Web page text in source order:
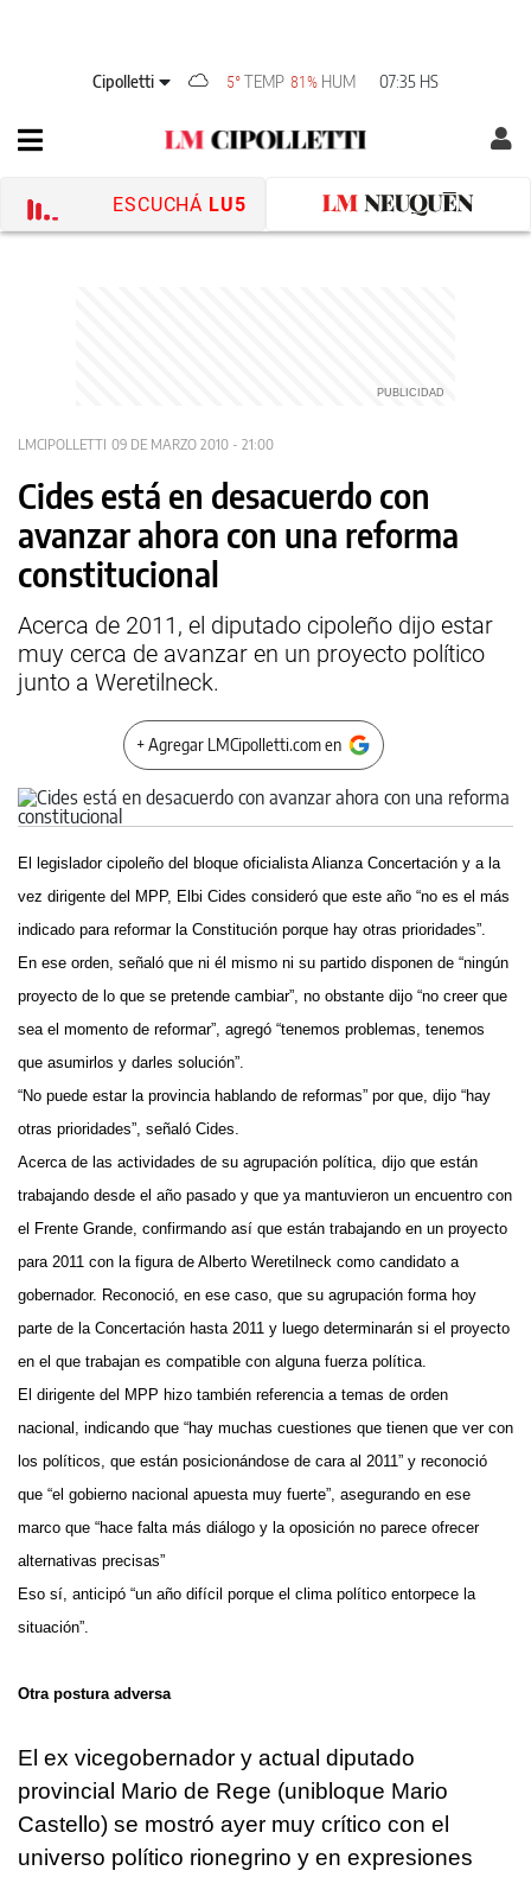
Cipolletti 5° TEMP 81% HUM 07:35 HS
ESCUCHÁ LU5
LMCIPOLLETTI 09 DE MARZO 2010 - 21:00
Cides está en desacuerdo con
avanzar ahora con una reforma
constitucional
Acerca de 2011, el diputado cipoleño dijo estar
muy cerca de avanzar en un proyecto político
junto a Weretilneck.
+ Agregar LMCipolletti.com en
El legislador cipoleño del bloque oficialista Alianza Concertación y a la
vez dirigente del MPP, Elbi Cides consideró que este año “no es el más
indicado para reformar la Constitución porque hay otras prioridades”.
En ese orden, señaló que ni él mismo ni su partido disponen de “ningún
proyecto de lo que se pretende cambiar”, no obstante dijo “no creer que
sea el momento de reformar”, agregó “tenemos problemas, tenemos
que asumirlos y darles solución”.
“No puede estar la provincia hablando de reformas” por que, dijo “hay
otras prioridades”, señaló Cides.
Acerca de las actividades de su agrupación política, dijo que están
trabajando desde el año pasado y que ya mantuvieron un encuentro con
el Frente Grande, confirmando así que están trabajando en un proyecto
para 2011 con la figura de Alberto Weretilneck como candidato a
gobernador. Reconoció, en ese caso, que su agrupación forma hoy
parte de la Concertación hasta 2011 y luego determinarán si el proyecto
en el que trabajan es compatible con alguna fuerza política.
El dirigente del MPP hizo también referencia a temas de orden
nacional, indicando que “hay muchas cuestiones que tienen que ver con
los políticos, que están posicionándose de cara al 2011” y reconoció
que “el gobierno nacional apuesta muy fuerte”, asegurando en ese
marco que “hace falta más diálogo y la oposición no parece ofrecer
alternativas precisas”
Eso sí, anticipó “un año difícil porque el clima político entorpece la
situación”.
Otra postura adversa
El ex vicegobernador y actual diputado
provincial Mario de Rege (unibloque Mario
Castello) se mostró ayer muy crítico con el
universo político rionegrino y en expresiones